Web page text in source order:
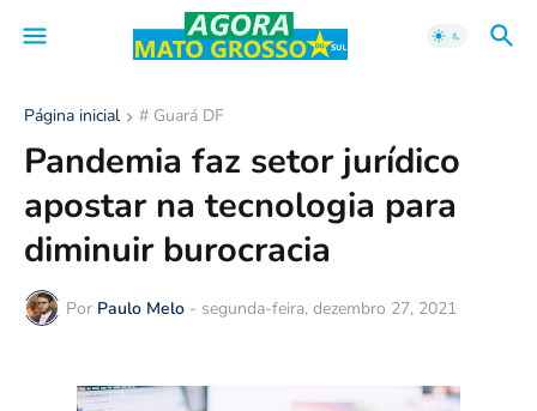
Página inicial # Guará DF
Pandemia faz setor jurídico
apostar na tecnologia para
diminuir burocracia
Por Paulo Melo - segunda-feira, dezembro 27, 2021